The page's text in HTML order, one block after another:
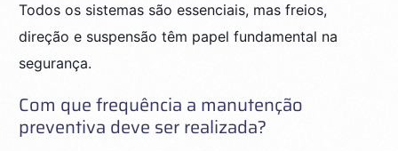
Todos os sistemas são essenciais, mas freios,
direção e suspensão têm papel fundamental na
segurança.
Com que frequência a manutenção
preventiva deve ser realizada?